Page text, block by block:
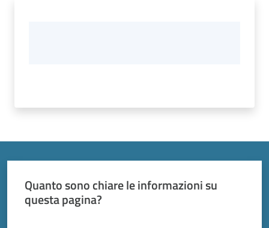
Quanto sono chiare le informazioni su
questa pagina?